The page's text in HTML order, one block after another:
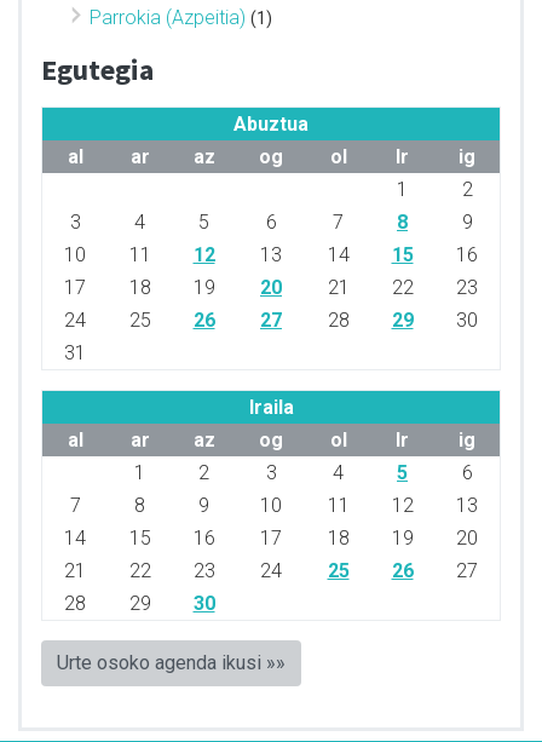
Parrokia (Azpeitia) (1)
Egutegia
Abuztua
al
ar az og ol lr
ig
1
2
3
4 5 6 7 8
9
10
11 12 13 14 15
16
17
18 19 20 21 22
23
24
25 26 27 28 29
30
31
Iraila
al
ar az og ol lr
ig
1
2 3 4 5
6
7
8 9 10 11 12
13
14
15 16 17 18 19
20
21
22 23 24 25 26
27
28
29 30
Urte osoko agenda ikusi »»